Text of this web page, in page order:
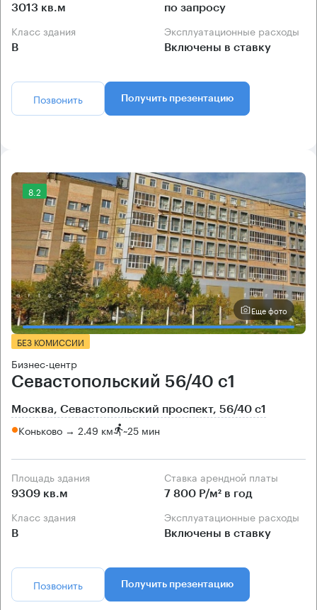
3013 кв.м по запросу
Класс здания
B
Эксплуатационные расходы
Включены в ставку
Позвонить Получить презентацию
8.2
Еще фото
БЕЗ КОМИССИИ
Бизнес-центр
Севастопольский 56/40 с1
Москва, Севастопольский проспект, 56/40 с1
Коньково → 2.49 км ~25 мин
Площадь здания
9309 кв.м
Ставка арендной платы
7 800 Р/м² в год
Класс здания
B
Эксплуатационные расходы
Включены в ставку
Позвонить Получить презентацию